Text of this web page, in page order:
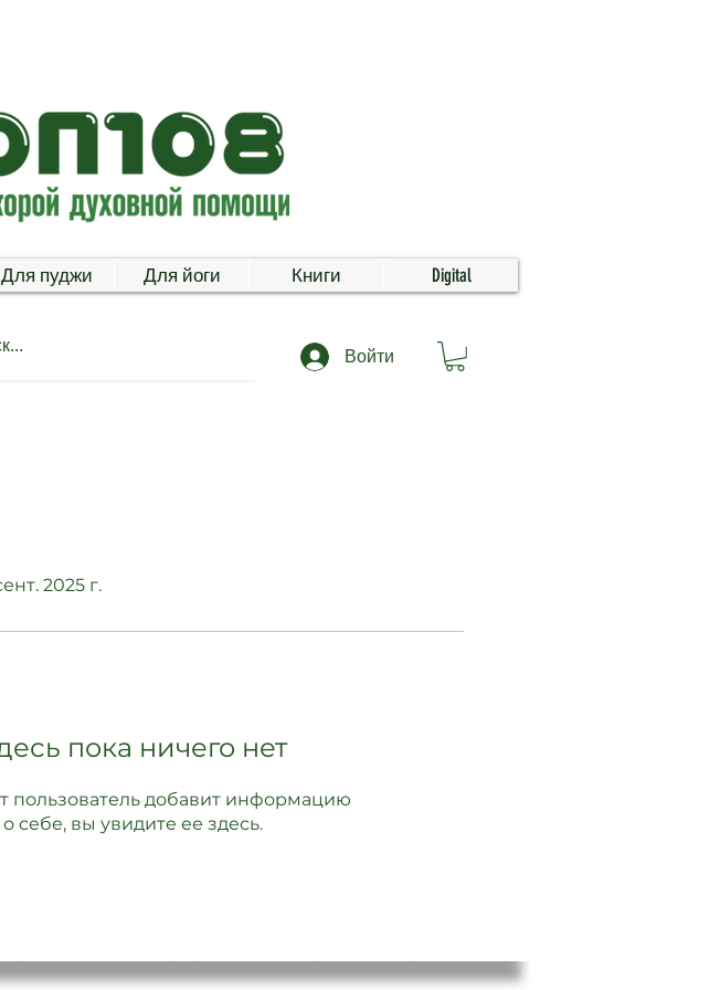
Для пуджи Для йоги Книги Digital
Войти
2025 г.
пока ничего нет
пользователь добавит информацию
о себе, вы увидите ее здесь.